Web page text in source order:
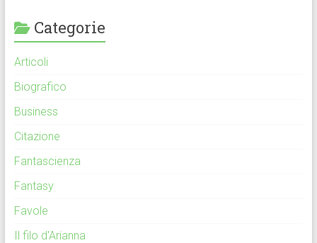
Categorie
Articoli
Biografico
Business
Citazione
Fantascienza
Fantasy
Favole
Il filo d'Arianna